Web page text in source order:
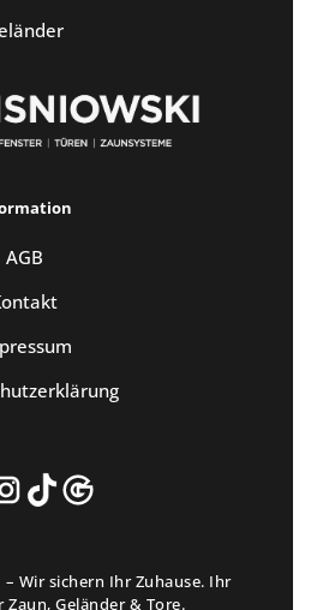
AGB
– Wir sichern Ihr Zuhause. Ihr
Geländer & Tore.